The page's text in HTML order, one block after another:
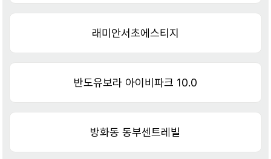
래미안서초에스티지
반도유보라 아이비파크 10.0
방화동 동부센트레빌